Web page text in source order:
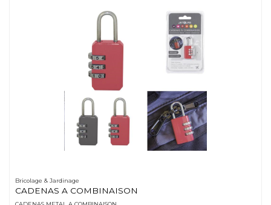
Bricolage & Jardinage
CADENAS A COMBINAISON